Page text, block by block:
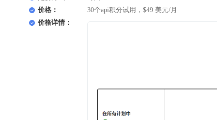
价格：
30个api积分试用，$49 美元/月
价格详情：